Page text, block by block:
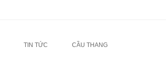
TIN TỨC CẦU THANG